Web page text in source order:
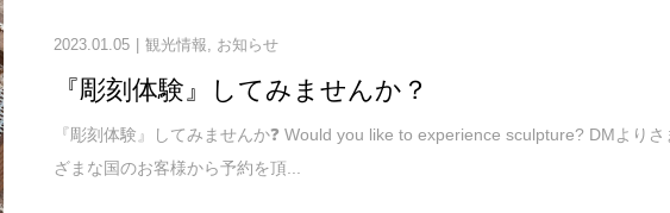
2023.01.05 観光情報, お知らせ
『彫刻体験』してみませんか？
『彫刻体験』してみませんか❓ Would you like to experience sculpture? DMよりさ
ざまな国のお客様から予約を頂...